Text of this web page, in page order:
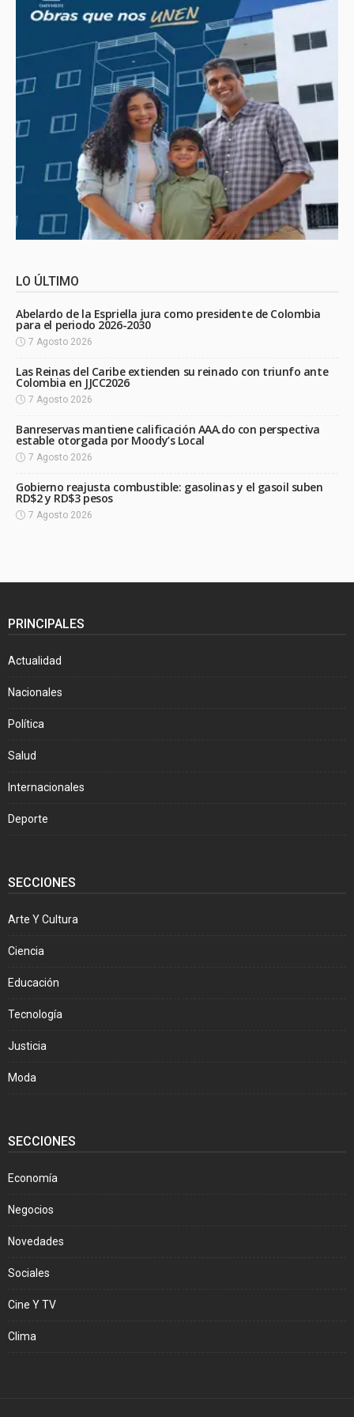
LO ÚLTIMO
Abelardo de la Espriella jura como presidente de Colombia
para el periodo 2026-2030
7 Agosto 2026
Las Reinas del Caribe extienden su reinado con triunfo ante
Colombia en JJCC2026
7 Agosto 2026
Banreservas mantiene calificación AAA.do con perspectiva
estable otorgada por Moody’s Local
7 Agosto 2026
Gobierno reajusta combustible: gasolinas y el gasoil suben
RD$2 y RD$3 pesos
7 Agosto 2026
PRINCIPALES
Actualidad
Nacionales
Política
Salud
Internacionales
Deporte
SECCIONES
Arte Y Cultura
Ciencia
Educación
Tecnología
Justicia
Moda
SECCIONES
Economía
Negocios
Novedades
Sociales
Cine Y TV
Clima